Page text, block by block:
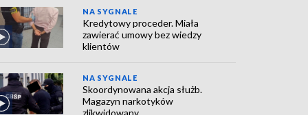
NA SYGNALE
Kredytowy proceder. Miała
zawierać umowy bez wiedzy
klientów
NA SYGNALE
Skoordynowana akcja służb.
Magazyn narkotyków
zlikwidowany